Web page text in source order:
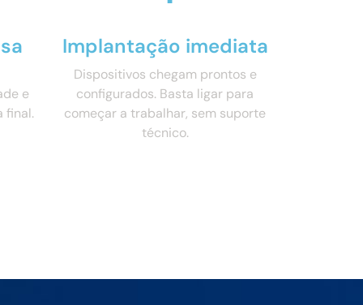
e
final.
Implantação imediata
Dispositivos chegam prontos e
configurados. Basta ligar para
começar a trabalhar, sem suporte
técnico.